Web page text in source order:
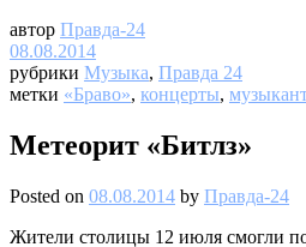
автор Правда-24
08.08.2014
рубрики Музыка, Правда 24
метки «Браво», концерты,
Метеорит «Битлз»
Posted on 08.08.2014 by Правда-24
Жители столицы 12 июля смогли